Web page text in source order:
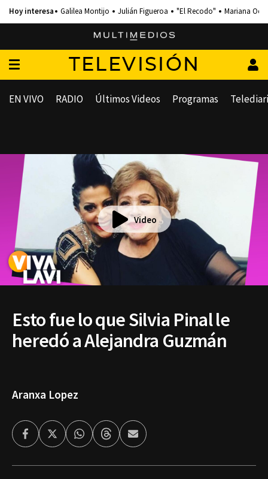
Galilea Montijo Julián Figueroa "El Recodo" Mariana
TELEVISIÓN
EN VIVO RADIO Últimos Videos Programas
Video
Esto fue lo que Silvia Pinal le
heredó a Alejandra Guzmán
Aranxa Lopez
FacebookTwitterWhatsappThreadsEnviar
por